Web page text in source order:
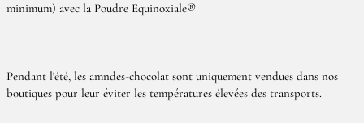
minimum) avec la Poudre Equinoxiale®
Pendant l'été, les amndes-chocolat sont uniquement vendues dans nos
boutiques pour leur éviter les températures élevées des transports.